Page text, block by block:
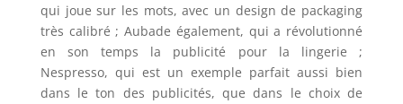
qui joue sur les mots, avec un design de packaging
très calibré ; Aubade également, qui a révolutionné
en son temps la publicité pour la lingerie ;
Nespresso, qui est un exemple parfait aussi bien
dans le ton des publicités, que dans le choix de